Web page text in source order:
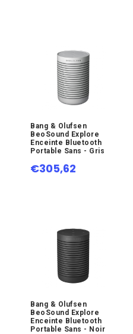
Bang & Olufsen
BeoSound Explore
Enceinte Bluetooth
Portable Sans - Gris
€305,62
Bang & Olufsen
BeoSound Explore
Enceinte Bluetooth
Portable Sans - Noir